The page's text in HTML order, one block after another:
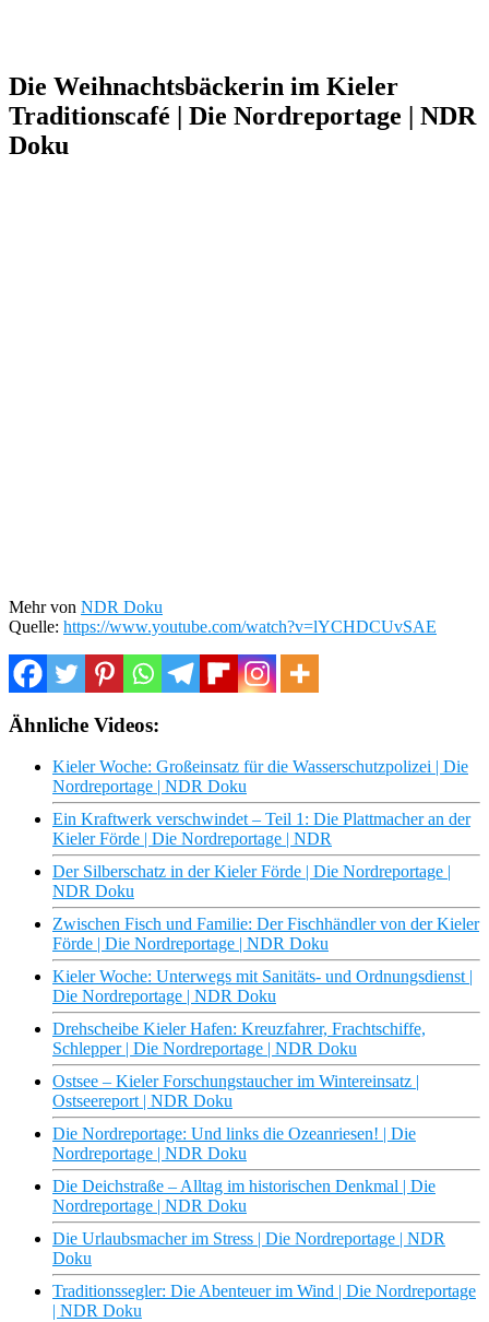
Die Weihnachtsbäckerin im Kieler
Traditionscafé | Die Nordreportage | NDR
Doku
Mehr von NDR Doku
Quelle: https://www.youtube.com/watch?v=lYCHDCUvSAE
Ähnliche Videos:
Kieler Woche: Großeinsatz für die Wasserschutzpolizei | Die
Nordreportage | NDR Doku
Ein Kraftwerk verschwindet – Teil 1: Die Plattmacher an der
Kieler Förde | Die Nordreportage | NDR
Der Silberschatz in der Kieler Förde | Die Nordreportage |
NDR Doku
Zwischen Fisch und Familie: Der Fischhändler von der Kieler
Förde | Die Nordreportage | NDR Doku
Kieler Woche: Unterwegs mit Sanitäts- und Ordnungsdienst |
Die Nordreportage | NDR Doku
Drehscheibe Kieler Hafen: Kreuzfahrer, Frachtschiffe,
Schlepper | Die Nordreportage | NDR Doku
Ostsee – Kieler Forschungstaucher im Wintereinsatz |
Ostseereport | NDR Doku
Die Nordreportage: Und links die Ozeanriesen! | Die
Nordreportage | NDR Doku
Die Deichstraße – Alltag im historischen Denkmal | Die
Nordreportage | NDR Doku
Die Urlaubsmacher im Stress | Die Nordreportage | NDR
Doku
Traditionssegler: Die Abenteuer im Wind | Die Nordreportage
| NDR Doku